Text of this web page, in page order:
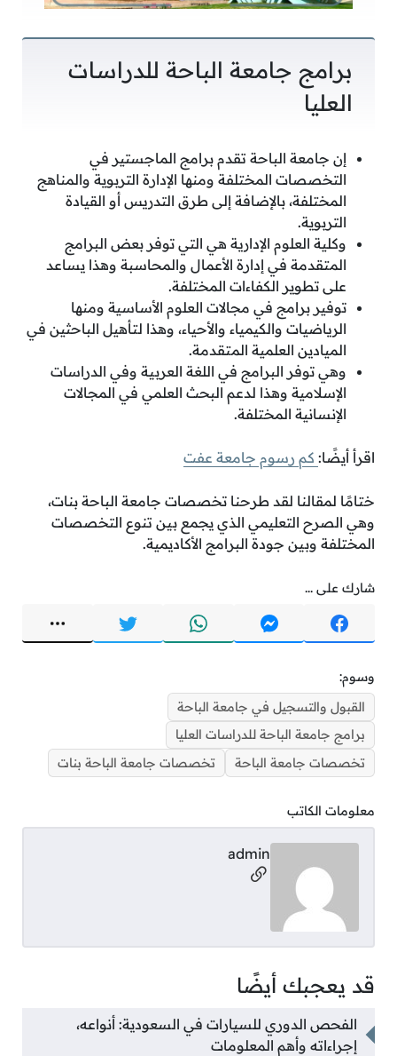
برامج جامعة الباحة للدراسات
العليا
إن جامعة الباحة تقدم برامج الماجستير في
التخصصات المختلفة ومنها الإدارة التربوية والمناهج
المختلفة، بالإضافة إلى طرق التدريس أو القيادة
التربوية.
وكلية العلوم الإدارية هي التي توفر بعض البرامج
المتقدمة في إدارة الأعمال والمحاسبة وهذا يساعد
على تطوير الكفاءات المختلفة.
توفير برامج في مجالات العلوم الأساسية ومنها
الرياضيات والكيمياء والأحياء، وهذا لتأهيل الباحثين في
الميادين العلمية المتقدمة.
وهي توفر البرامج في اللغة العربية وفي الدراسات
الإسلامية وهذا لدعم البحث العلمي في المجالات
الإنسانية المختلفة.
اقرأ أيضًا: كم رسوم جامعة عفت
ختامًا لمقالنا لقد طرحنا تخصصات جامعة الباحة بنات،
وهي الصرح التعليمي الذي يجمع بين تنوع التخصصات
المختلفة وبين جودة البرامج الأكاديمية.
شارك على ...
وسوم:
القبول والتسجيل في جامعة الباحة
برامج جامعة الباحة للدراسات العليا
تخصصات جامعة الباحة
تخصصات جامعة الباحة بنات
معلومات الكاتب
admin
مواقع التواصل
قد يعجبك أيضًا
الفحص الدوري للسيارات في السعودية: أنواعه،
إجراءاته وأهم المعلومات